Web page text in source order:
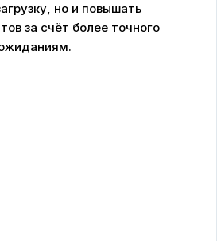
но и повышать
за счёт более точного